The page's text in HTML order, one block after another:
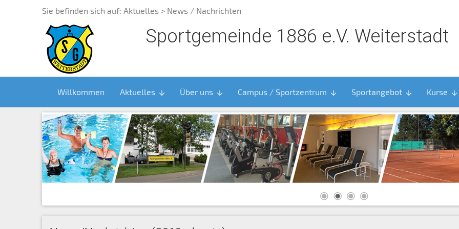
Sie befinden sich auf: Aktuelles > News / Nachrichten
Sportgemeinde 1886 e.V. Weiterstadt
Willkommen Aktuelles arrow_downward Über uns arrow_downward Campus / Sportzentrum arrow_downward Sportangebot arrow_downward Kurse arrow_downward